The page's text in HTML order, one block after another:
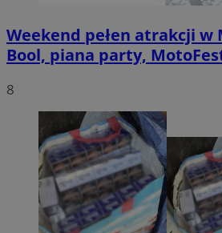
Weekend pełen atrakcji w
Bool, piana party,
8